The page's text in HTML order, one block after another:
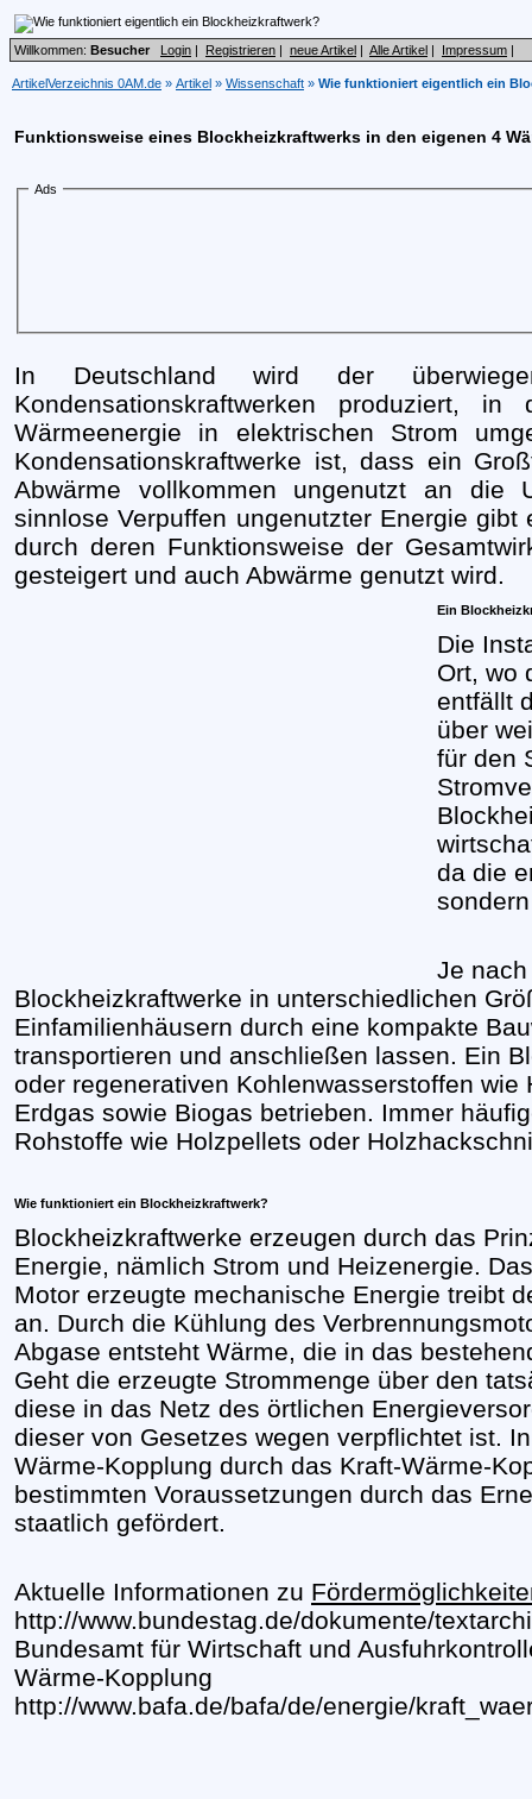
Willkommen: Besucher Login | Registrieren | neue Artikel | Alle Artikel | Impressum |
ArtikelVerzeichnis 0AM.de » Artikel » Wissenschaft » Wie funktioniert eigentlich ein
Funktionsweise eines Blockheizkraftwerks in den eigenen 4
Ads
In Deutschland wird der
Kondensationskraftwerken produziert,
Wärmeenergie in elektrischen Strom
Kondensationskraftwerke ist, dass ein
Abwärme vollkommen ungenutzt an die
sinnlose Verpuffen ungenutzter Energie
durch deren Funktionsweise der
gesteigert und auch Abwärme genutzt wird.
Ein
Die
Ort, wo
entfällt
über
für den
da die
Je
Blockheizkraftwerke in unterschiedlichen
Einfamilienhäusern durch eine kompakte
transportieren und anschließen lassen. Ein
oder regenerativen Kohlenwasserstoffen
Erdgas sowie Biogas betrieben. Immer
Rohstoffe wie Holzpellets oder
Wie funktioniert ein Blockheizkraftwerk?
Blockheizkraftwerke erzeugen durch das
Energie, nämlich Strom und Heizenergie.
Motor erzeugte mechanische Energie treibt
an. Durch die Kühlung des
Abgase entsteht Wärme, die in das
Geht die erzeugte Strommenge über den
diese in das Netz des örtlichen
dieser von Gesetzes wegen verpflichtet ist.
Wärme-Kopplung durch das Kraft-Wärme-
bestimmten Voraussetzungen durch das
staatlich gefördert.
Aktuelle Informationen zu
http://www.bundestag.de/dokumente/
Bundesamt für Wirtschaft und
Wärme-Kopplung
http://www.bafa.de/bafa/de/energie/